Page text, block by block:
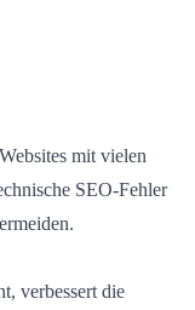
mit vielen
SEO-Fehler
verbessert die